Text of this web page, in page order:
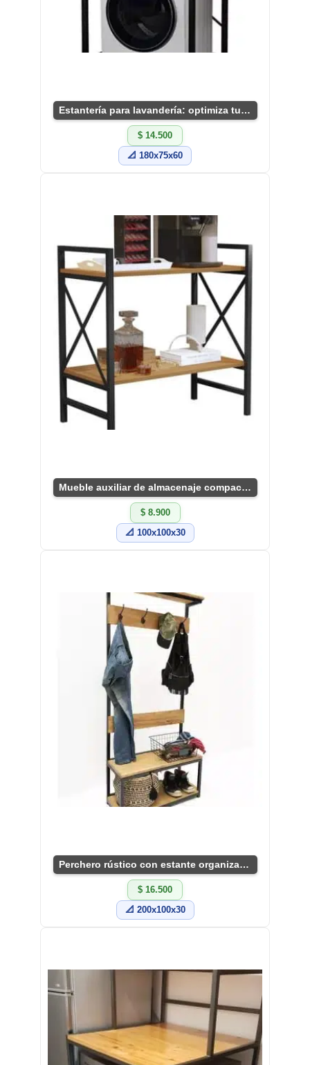
Estantería para lavandería: optimiza tu espacio
$ 14.500
📐 180x75x60
Mueble auxiliar de almacenaje compacto y útil
$ 8.900
📐 100x100x30
Perchero rústico con estante organizador compacto
$ 16.500
📐 200x100x30